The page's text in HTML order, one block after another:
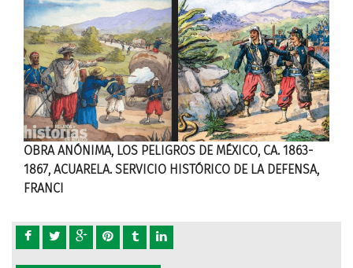
OBRA ANÓNIMA, LOS PELIGROS DE MÉXICO, CA. 1863-
1867, ACUARELA. SERVICIO HISTÓRICO DE LA DEFENSA,
FRANCI